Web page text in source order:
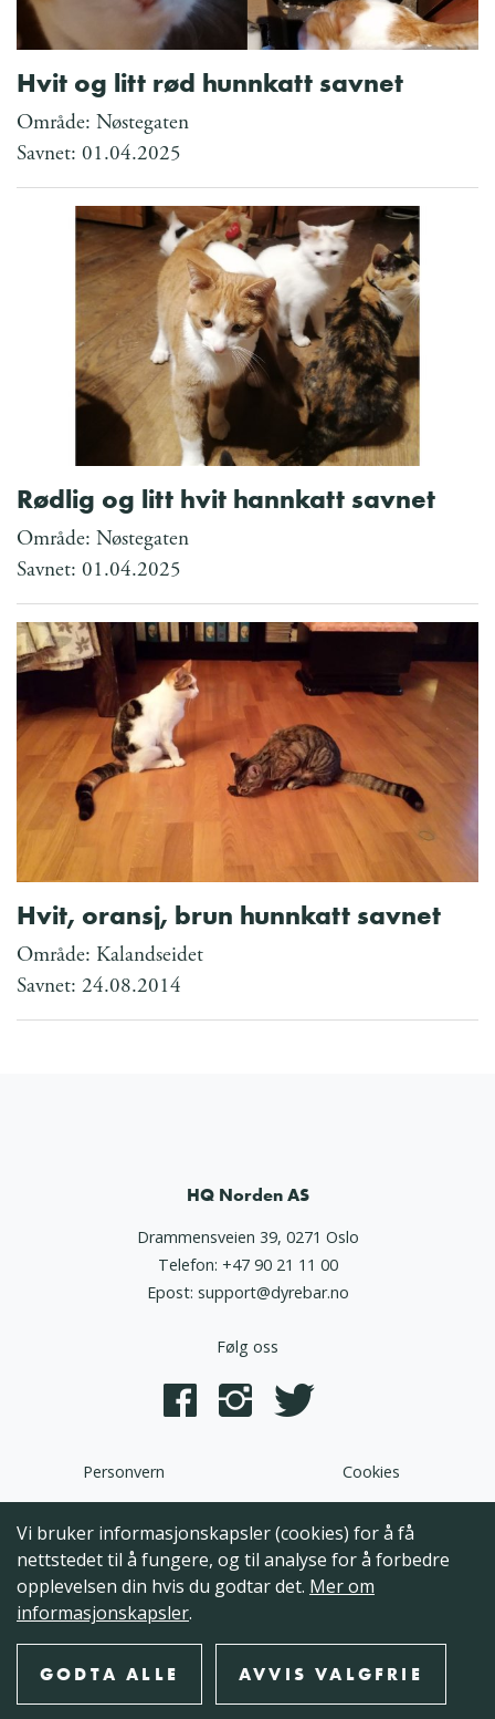
Hvit og litt rød hunnkatt savnet
Område: Nøstegaten
Savnet: 01.04.2025
Rødlig og litt hvit hannkatt savnet
Område: Nøstegaten
Savnet: 01.04.2025
Hvit, oransj, brun hunnkatt savnet
Område: Kalandseidet
Savnet: 24.08.2014
HQ Norden AS
Drammensveien 39, 0271 Oslo
Telefon: +47 90 21 11 00
Epost: support@dyrebar.no
Følg oss
Personvern Cookies
Dyrebar.no er en del av HQ Norden AS. Programvaren,
brukergrensesnittet og alt innhold på denne hjemmesiden er
opphavsrettslig beskyttet og tilhørende HQ Norden AS. Hele
eller deler av innholdet kan ikke kopieres, reproduseres eller på
godkjennelse fra HQ Norden AS.
Vi bruker informasjonskapsler (cookies) for å få
nettstedet til å fungere, og til analyse for å forbedre
opplevelsen din hvis du godtar det. Mer om
informasjonskapsler.
GODTA ALLE AVVIS VALGFRIE